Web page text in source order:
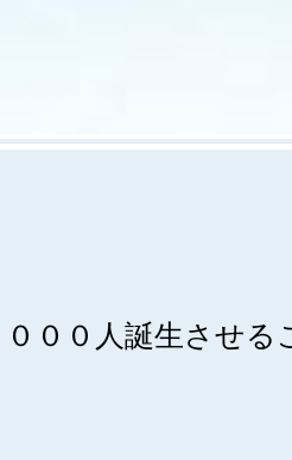
００人誕生させる